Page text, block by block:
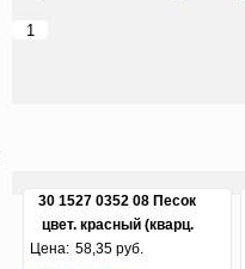
30 1527 0352 08 Песок
цвет. красный (кварц.
крошка
Цена: 58,35 руб.